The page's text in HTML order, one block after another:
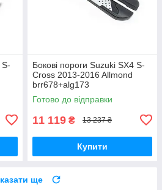
S-
Бокові пороги Suzuki SX4 S-
Cross 2013-2016 Allmond
brr678+alg173
Готово до відправки
11 119 ₴ 13 237 ₴
Купити
ще